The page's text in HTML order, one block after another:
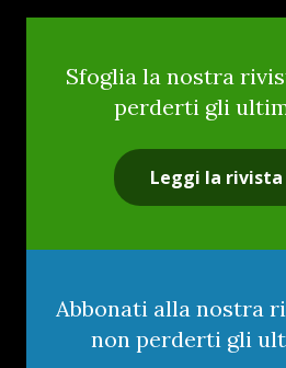
Sfoglia la nostra
perderti gli
Leggi la
Abbonati alla nostra
non perderti gli